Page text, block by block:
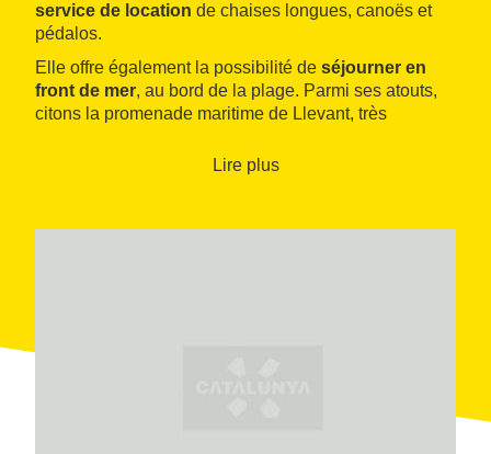
service de location de chaises longues, canoës et
pédalos.
Elle offre également la possibilité de séjourner en
front de mer, au bord de la plage. Parmi ses atouts,
citons la promenade maritime de Llevant, très
Lire plus